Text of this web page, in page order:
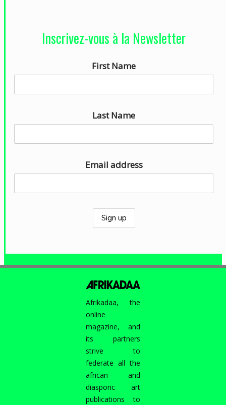
e
r
d
o
Inscrivez-vous à la Newsletter
First Name
Last Name
Email address
Afrikadaa, the
online
magazine, and
its partners
strive to
federate all the
african and
diasporic art
publications to